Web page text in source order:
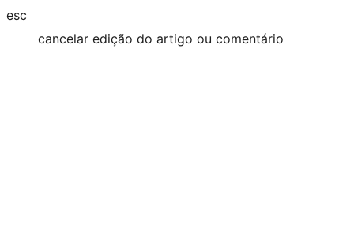
esc
cancelar edição do artigo ou comentário